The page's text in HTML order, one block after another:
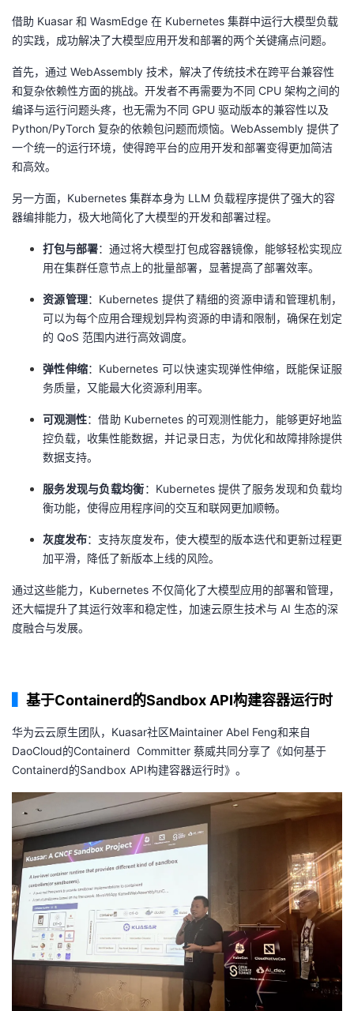
借助 Kuasar 和 WasmEdge 在 Kubernetes 集群中运行大模型负载
的实践，成功解决了大模型应用开发和部署的两个关键痛点问题。
首先，通过 WebAssembly 技术，解决了传统技术在跨平台兼容性
和复杂依赖性方面的挑战。开发者不再需要为不同 CPU 架构之间的
编译与运行问题头疼，也无需为不同 GPU 驱动版本的兼容性以及
Python/PyTorch 复杂的依赖包问题而烦恼。WebAssembly 提供了
一个统一的运行环境，使得跨平台的应用开发和部署变得更加简洁
和高效。
另一方面，Kubernetes 集群本身为 LLM 负载程序提供了强大的容
器编排能力，极大地简化了大模型的开发和部署过程。
打包与部署：通过将大模型打包成容器镜像，能够轻松实现应
用在集群任意节点上的批量部署，显著提高了部署效率。
资源管理：Kubernetes 提供了精细的资源申请和管理机制，
可以为每个应用合理规划异构资源的申请和限制，确保在划定
的 QoS 范围内进行高效调度。
弹性伸缩：Kubernetes 可以快速实现弹性伸缩，既能保证服
务质量，又能最大化资源利用率。
可观测性：借助 Kubernetes 的可观测性能力，能够更好地监
控负载，收集性能数据，并记录日志，为优化和故障排除提供
数据支持。
服务发现与负载均衡：Kubernetes 提供了服务发现和负载均
衡功能，使得应用程序间的交互和联网更加顺畅。
灰度发布：支持灰度发布，使大模型的版本迭代和更新过程更
加平滑，降低了新版本上线的风险。
通过这些能力，Kubernetes 不仅简化了大模型应用的部署和管理，
还大幅提升了其运行效率和稳定性，加速云原生技术与 AI 生态的深
度融合与发展。
基于Containerd的Sandbox API构建容器运行时
华为云云原生团队，Kuasar社区Maintainer Abel Feng和来自
DaoCloud的Containerd Committer 蔡威共同分享了《如何基于
Containerd的Sandbox API构建容器运行时》。